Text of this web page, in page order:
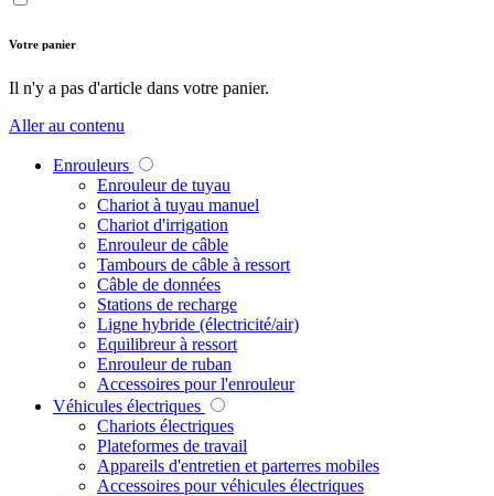
Votre panier
Il n'y a pas d'article dans votre panier.
Aller au contenu
Enrouleurs
Enrouleur de tuyau
Chariot à tuyau manuel
Chariot d'irrigation
Enrouleur de câble
Tambours de câble à ressort
Câble de données
Stations de recharge
Ligne hybride (électricité/air)
Equilibreur à ressort
Enrouleur de ruban
Accessoires pour l'enrouleur
Véhicules électriques
Chariots électriques
Plateformes de travail
Appareils d'entretien et parterres mobiles
Accessoires pour véhicules électriques